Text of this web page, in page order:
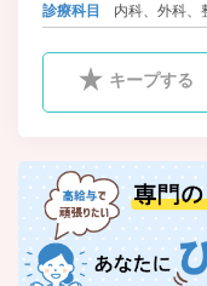
診療科目
内科、外科、
肛門科、麻酔
キープする